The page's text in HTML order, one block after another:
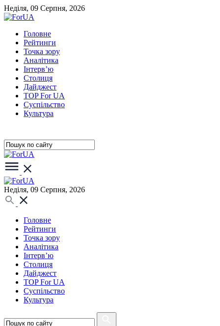
Неділя, 09 Серпня, 2026
Головне
Рейтинги
Точка зору
Аналітика
Інтерв’ю
Столиця
Дайджест
TOP For UA
Суспiльство
Культура
Неділя, 09 Серпня, 2026
Головне
Рейтинги
Точка зору
Аналітика
Інтерв’ю
Столиця
Дайджест
TOP For UA
Суспiльство
Культура